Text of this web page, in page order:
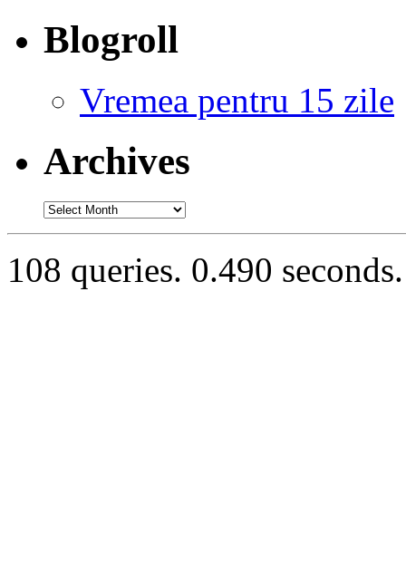
Blogroll
Vremea pentru 15 zile
Archives
Archives
108 queries. 0.490 seconds.